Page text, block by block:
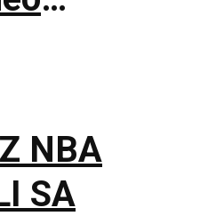
vredan
NBA
SA